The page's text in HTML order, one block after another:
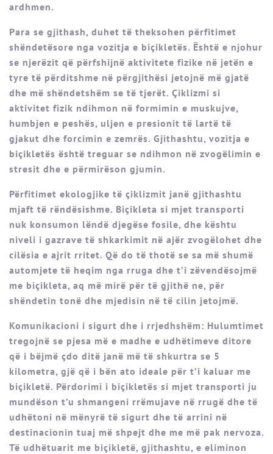
ardhmen.
Para se gjithash, duhet të theksohen përfitimet
shëndetësore nga vozitja e biçikletës. Është e njohur
se njerëzit që përfshijnë aktivitete fizike në jetën e
tyre të përditshme në përgjithësi jetojnë më gjatë
dhe më shëndetshëm se të tjerët. Çiklizmi si
aktivitet fizik ndihmon në formimin e muskujve,
humbjen e peshës, uljen e presionit të lartë të
gjakut dhe forcimin e zemrës. Gjithashtu, vozitja e
biçikletës është treguar se ndihmon në zvogëlimin e
stresit dhe e përmirëson gjumin.
Përfitimet ekologjike të çiklizmit janë gjithashtu
mjaft të rëndësishme. Biçikleta si mjet transporti
nuk konsumon lëndë djegëse fosile, dhe kështu
niveli i gazrave të shkarkimit në ajër zvogëlohet dhe
cilësia e ajrit rritet. Që do të thotë se sa më shumë
automjete të heqim nga rruga dhe t’i zëvendësojmë
me biçikleta, aq më mirë për të gjithë ne, për
shëndetin tonë dhe mjedisin në të cilin jetojmë.
Komunikacioni i sigurt dhe i rrjedhshëm: Hulumtimet
tregojnë se pjesa më e madhe e udhëtimeve ditore
që i bëjmë çdo ditë janë më të shkurtra se 5
kilometra, gjë që i bën ato ideale për t’i kaluar me
biçikletë. Përdorimi i biçikletës si mjet transporti ju
mundëson t’u shmangeni rrëmujave në rrugë dhe të
udhëtoni në mënyrë të sigurt dhe të arrini në
destinacionin tuaj më shpejt dhe me më pak nervoza.
Të udhëtuarit me biçikletë, gjithashtu, e eliminon